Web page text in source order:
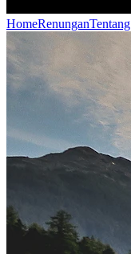
HomeRenunganTentang